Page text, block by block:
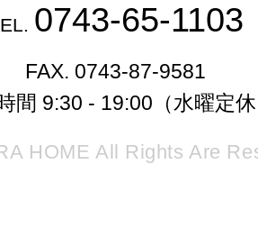
0743-65-1103
FAX. 0743-87-9581
間 9:30 - 19:00（水曜定
HOME All Rights Are